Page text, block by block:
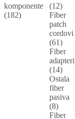
komponente
(182)
(12)
Fiber
patch
cordovi
(61)
Fiber
adapteri
(14)
Ostala
fiber
pasiva
(8)
Fiber